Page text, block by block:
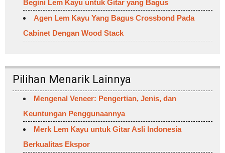
Begini Lem Kayu untuk Gitar yang Bagus
Agen Lem Kayu Yang Bagus Crossbond Pada
Cabinet Dengan Wood Stack
Pilihan Menarik Lainnya
Mengenal Veneer: Pengertian, Jenis, dan
Keuntungan Penggunaannya
Merk Lem Kayu untuk Gitar Asli Indonesia
Berkualitas Ekspor